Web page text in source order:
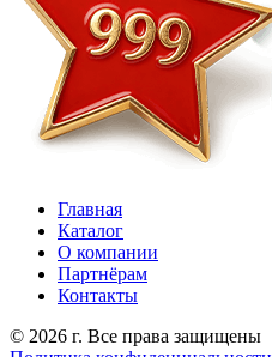
Главная
Каталог
О компании
Партнёрам
Контакты
© 2026 г. Все права защищены